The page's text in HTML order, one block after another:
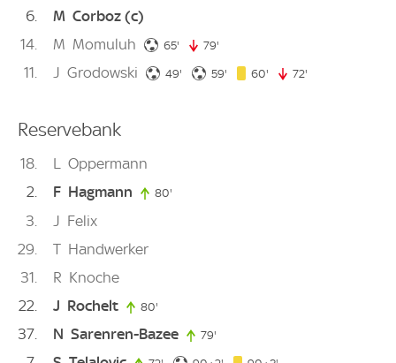
6 M Corboz (c)
14
M Momuluh 65' 65. minute
79'
11 J Grodowski 49' 49. minute
59' 59. minute
60' 60. minute
72'
Reservebank
18 L Oppermann
2
F Hagmann 80'
3 J Felix
29
T Handwerker
31
R Knoche
22
J Rochelt 80'
37 N Sarenren-Bazee 79'